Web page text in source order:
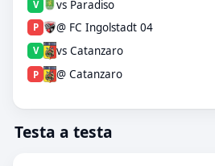
V vs Paradiso
P @ FC Ingolstadt 04
V vs Catanzaro
P @ Catanzaro
Testa a testa